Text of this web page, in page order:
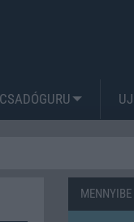
MENNYIBE